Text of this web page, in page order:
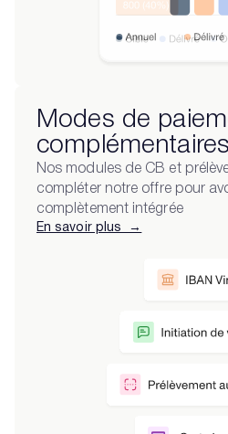
Modes de
complémentaires
Nos modules de CB et
compléter notre offre pour
complètement intégrée
En savoir plus →